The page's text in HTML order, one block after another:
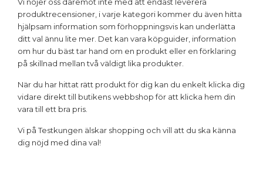
produktrecensioner, i varje kategori kommer du även hitta
hjälpsam information som förhoppningsvis kan underlätta
ditt val ännu lite mer. Det kan vara köpguider, information
om hur du bäst tar hand om en produkt eller en förklaring
på skillnad mellan två väldigt lika produkter.
När du har hittat rätt produkt för dig kan du enkelt klicka dig
vidare direkt till butikens webbshop för att klicka hem din
vara till ett bra pris.
Vi på Testkungen älskar shopping och vill att du ska känna
dig nöjd med dina val!